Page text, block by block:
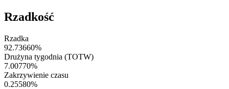
Rzadkość
Rzadka
92.73660%
Drużyna tygodnia (TOTW)
7.00770%
Zakrzywienie czasu
0.25580%